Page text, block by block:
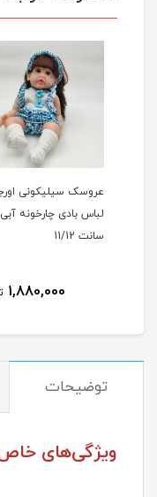
عروسک سیلیکونی
سانت 11/12
1,880,000
توضیحات
ویژگی‌های